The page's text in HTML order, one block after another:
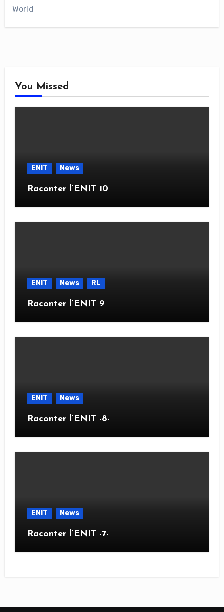
World
You Missed
ENIT News
Raconter l’ENIT 10
ENIT News RL
Raconter l’ENIT 9
ENIT News
Raconter l’ENIT -8-
ENIT News
Raconter l’ENIT -7-